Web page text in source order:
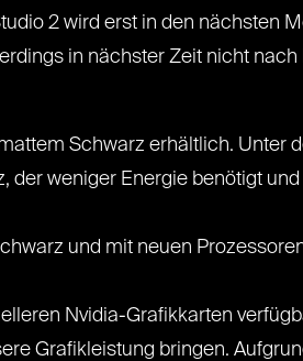
2 wird erst in den nächsten
in nächster Zeit nicht
Schwarz erhältlich. Unter
weniger Energie benötigt
und mit neuen
Nvidia-Grafikkarten
Grafikleistung bringen.